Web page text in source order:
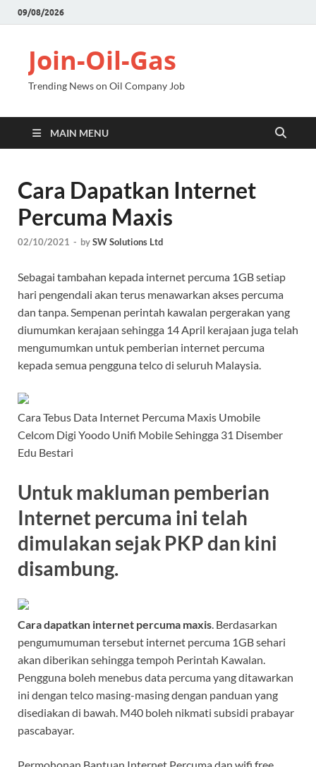
09/08/2026
Join-Oil-Gas
Trending News on Oil Company Job
MAIN MENU
Cara Dapatkan Internet
Percuma Maxis
02/10/2021 - bySW Solutions Ltd
Sebagai tambahan kepada internet percuma 1GB setiap
hari pengendali akan terus menawarkan akses percuma
dan tanpa. Sempenan perintah kawalan pergerakan yang
diumumkan kerajaan sehingga 14 April kerajaan juga telah
mengumumkan untuk pemberian internet percuma
kepada semua pengguna telco di seluruh Malaysia.
Cara Tebus Data Internet Percuma Maxis Umobile
Celcom Digi Yoodo Unifi Mobile Sehingga 31 Disember
Edu Bestari
Untuk makluman pemberian
Internet percuma ini telah
dimulakan sejak PKP dan kini
disambung.
Cara dapatkan internet percuma maxis . Berdasarkan
pengumumuman tersebut internet percuma 1GB sehari
akan diberikan sehingga tempoh Perintah Kawalan.
Pengguna boleh menebus data percuma yang ditawarkan
ini dengan telco masing-masing dengan panduan yang
disediakan di bawah. M40 boleh nikmati subsidi prabayar
pascabayar.